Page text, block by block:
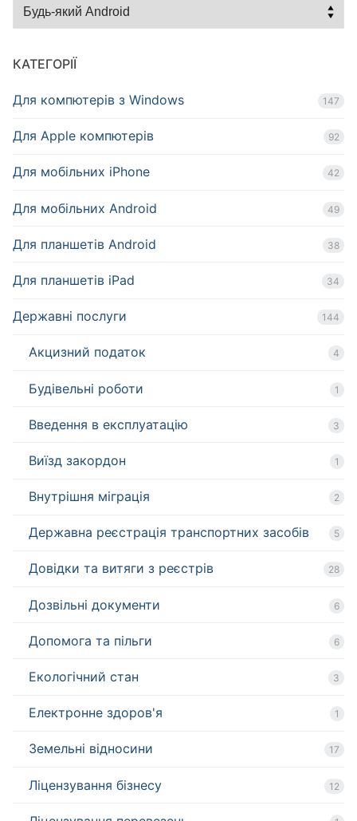
КАТЕГОРІЇ
Для компютерів з Windows 147
Для Apple компютерів 92
Для мобільних iPhone 42
Для мобільних Android 49
Для планшетів Android 38
Для планшетів iPad 34
Державні послуги 144
Акцизний податок 4
Будівельні роботи 1
Введення в експлуатацію 3
Виїзд закордон 1
Внутрішня міграція 2
Державна реєстрація транспортних засобів 5
Довідки та витяги з реєстрів 28
Дозвільні документи 6
Допомога та пільги 6
Екологічний стан 3
Електронне здоров'я 1
Земельні відносини 17
Ліцензування бізнесу 12